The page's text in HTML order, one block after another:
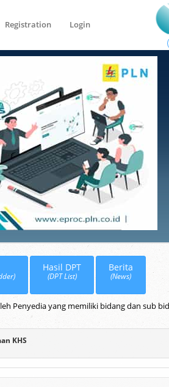
Registration Login
Hasil DPT
(DPT List)
Berita
(News)
Penyedia yang memiliki bidang dan sub
KHS